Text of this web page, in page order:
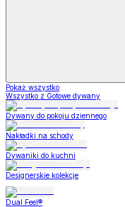
Pokaż wszystko
Wszystko z Gotowe dywany
Dywany do pokoju dziennego
Nakładki na schody
Dywaniki do kuchni
Designerskie kolekcje
Dual Feel®